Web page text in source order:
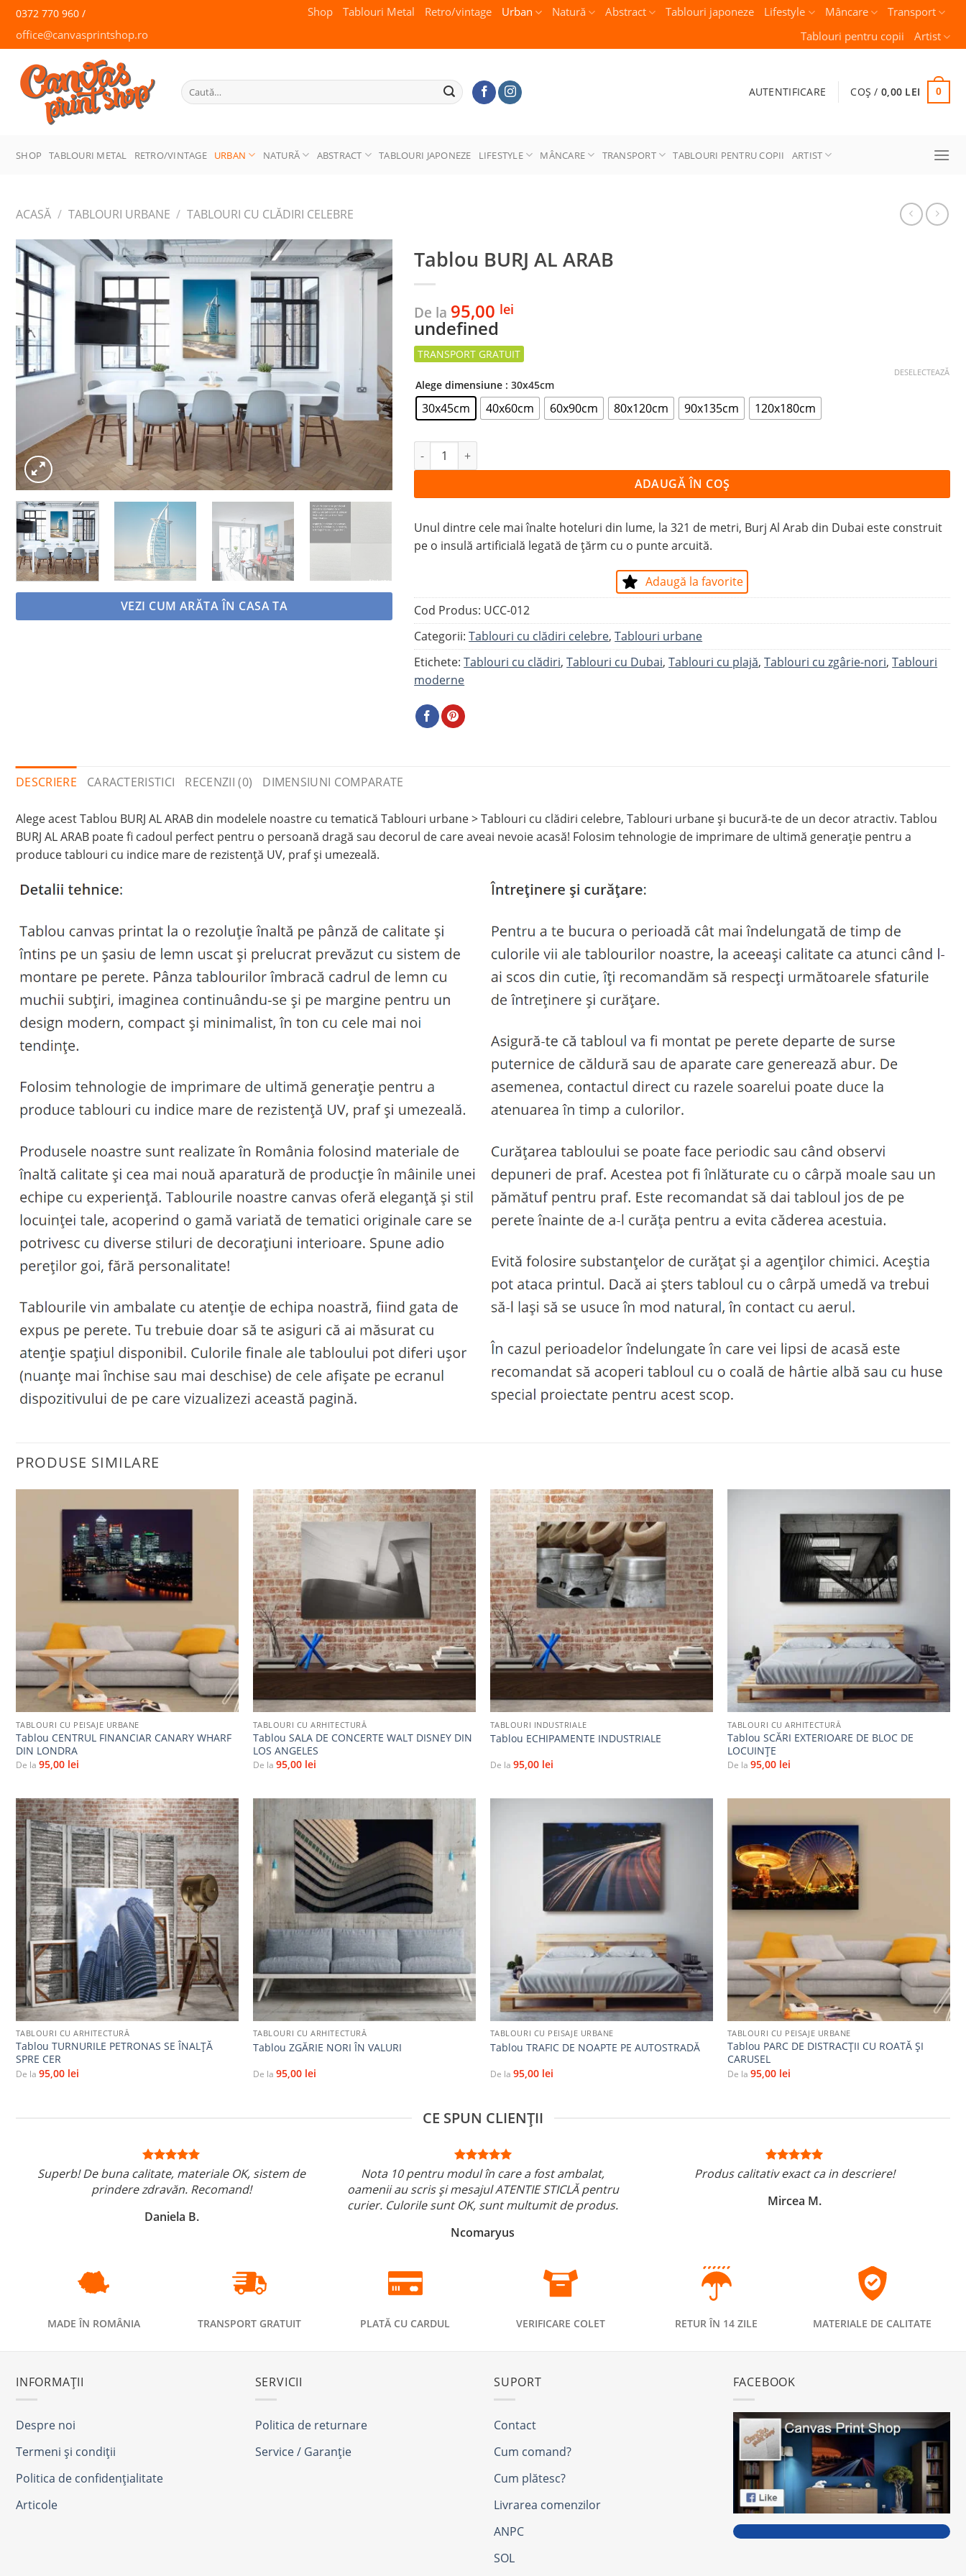
Skip
content
0372 770 960 /
office@canvasprintshop.ro
Shop Tablouri Metal Retro/vintage Urban Natură Abstract Tablouri japoneze Lifestyle Mâncare
Transport
Tablouri pentru copii
Artist
CANVAS
PRINT SHOP
Caută
după:
AUTENTIFICARE COȘ / 0,00 LEI 0
SHOP TABLOURI METAL RETRO/VINTAGE URBAN NATURĂ ABSTRACT TABLOURI JAPONEZE LIFESTYLE MÂNCARE TRANSPORT TABLOURI PENTRU COPII ARTIST
ACASĂ / TABLOURI URBANE / TABLOURI CU CLĂDIRI CELEBRE
VEZI CUM ARĂTA ÎN CASA TA
Tablou BURJ AL ARAB
De la 95,00 lei
undefined
Alege dimensiune : 30x45cm
30x45cm 40x60cm 60x90cm 80x120cm 90x135cm 120x180cm
DESELECTEAZĂ
Cantitate Tablou BURJ AL ARAB
ADAUGĂ ÎN COȘ
Unul dintre cele mai înalte hoteluri din lume, la 321 de metri, Burj Al Arab din Dubai este construit
pe o insulă artificială legată de țărm cu o punte arcuită.
Adaugă la favorite
Cod Produs: UCC-012
Categorii:Tablouri cu clădiri celebre,Tablouri urbane
Etichete:Tablouri cu clădiri,Tablouri cu Dubai,Tablouri cu plajă,Tablouri cu zgârie-nori,Tablouri
moderne
DESCRIERE CARACTERISTICI RECENZII (0) DIMENSIUNI COMPARATE
Alege acest Tablou BURJ AL ARAB din modelele noastre cu tematică Tablouri urbane > Tablouri cu clădiri celebre, Tablouri urbane și bucură-te de un decor atractiv. Tablou
BURJ AL ARAB poate fi cadoul perfect pentru o persoană dragă sau decorul de care aveai nevoie acasă! Folosim tehnologie de imprimare de ultimă generație pentru a
produce tablouri cu indice mare de rezistență UV, praf și umezeală.
PRODUSE SIMILARE
TABLOURI CU PEISAJE URBANE
Tablou CENTRUL FINANCIAR CANARY WHARF
DIN LONDRA
De la 95,00 lei
Adaugă
la
favorite
TABLOURI CU ARHITECTURĂ
Tablou SALA DE CONCERTE WALT DISNEY DIN
LOS ANGELES
De la 95,00 lei
Adaugă
la
favorite
TABLOURI INDUSTRIALE
Tablou ECHIPAMENTE INDUSTRIALE
De la 95,00 lei
+
TABLOURI CU ARHITECTURĂ
Tablou SCĂRI EXTERIOARE DE BLOC DE
LOCUINȚE
De la 95,00 lei
Adaugă
la
favorite
+
TABLOURI CU ARHITECTURĂ
Tablou TURNURILE PETRONAS SE ÎNALȚĂ
SPRE CER
De la 95,00 lei
Adaugă
la
favorite
+
TABLOURI CU ARHITECTURĂ
Tablou ZGĂRIE NORI ÎN VALURI
De la 95,00 lei
+
TABLOURI CU PEISAJE URBANE
Tablou TRAFIC DE NOAPTE PE AUTOSTRADĂ
De la 95,00 lei
TABLOURI CU PEISAJE URBANE
Tablou PARC DE DISTRACȚII CU ROATĂ ȘI
CARUSEL
De la 95,00 lei
CE SPUN CLIENȚII
Superb! De buna calitate, materiale OK, sistem de
prindere zdravăn. Recomand!
Daniela B.
Nota 10 pentru modul în care a fost ambalat,
oamenii au scris și mesajul ATENTIE STICLĂ pentru
curier. Culorile sunt OK, sunt multumit de produs.
Ncomaryus
Produs calitativ exact ca in descriere!
Mircea M.
MADE ÎN ROMÂNIA TRANSPORT GRATUIT PLATĂ CU CARDUL VERIFICARE COLET RETUR ÎN 14 ZILE MATERIALE DE CALITATE
INFORMAȚII
Despre noi
Termeni și condiții
Politica de confidențialitate
Articole
SERVICII
Politica de returnare
Service / Garanție
SUPORT
Contact
Cum comand?
Cum plătesc?
Livrarea comenzilor
ANPC
SOL
FACEBOOK